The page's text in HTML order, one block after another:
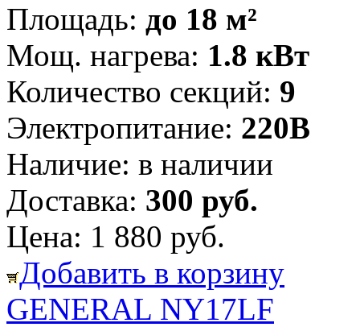
Площадь: до 18 м²
Мощ. нагрева: 1.8 кВт
Количество секций: 9
Электропитание: 220В
Наличие: в наличии
Доставка: 300 руб.
Цена: 1 880 руб.
Добавить в корзину
GENERAL NY17LF